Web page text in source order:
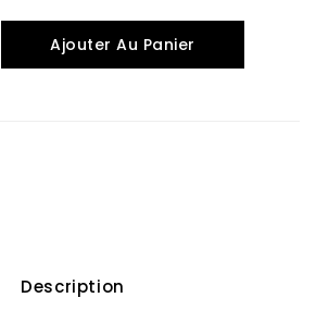
Ajouter Au Panier
Description